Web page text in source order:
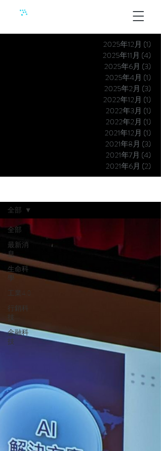
2025年12月 (1)
2025年11月 (4)
2025年6月 (3)
2025年4月 (1)
2025年2月 (3)
2022年12月 (1)
2022年3月 (1)
2022年2月 (1)
2021年12月 (1)
2021年8月 (3)
2021年7月 (4)
2021年6月 (2)
全部
最新消
息
生命科
學
工業4.0
行銷科
技
金融科
技
全部